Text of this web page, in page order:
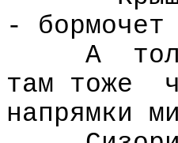
- бормочет
А
там тоже
напрямки